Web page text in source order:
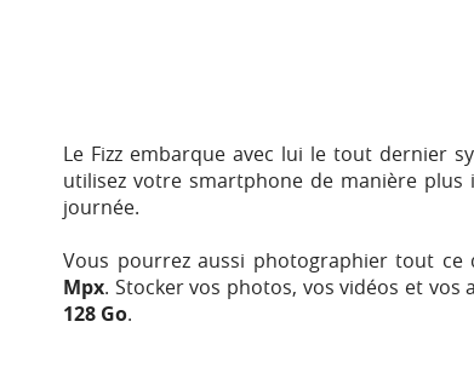
Le Fizz embarque avec lui le tout dernier
utilisez votre smartphone de manière plus
journée.
Vous pourrez aussi photographier tout ce
Mpx. Stocker vos photos, vos vidéos et
128 Go.